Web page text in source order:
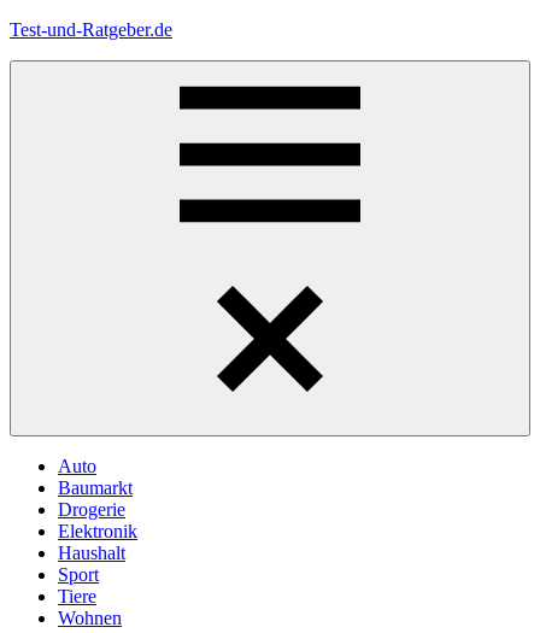
Zum
Test-und-Ratgeber.de
Auto
Baumarkt
Drogerie
Elektronik
Haushalt
Sport
Tiere
Wohnen